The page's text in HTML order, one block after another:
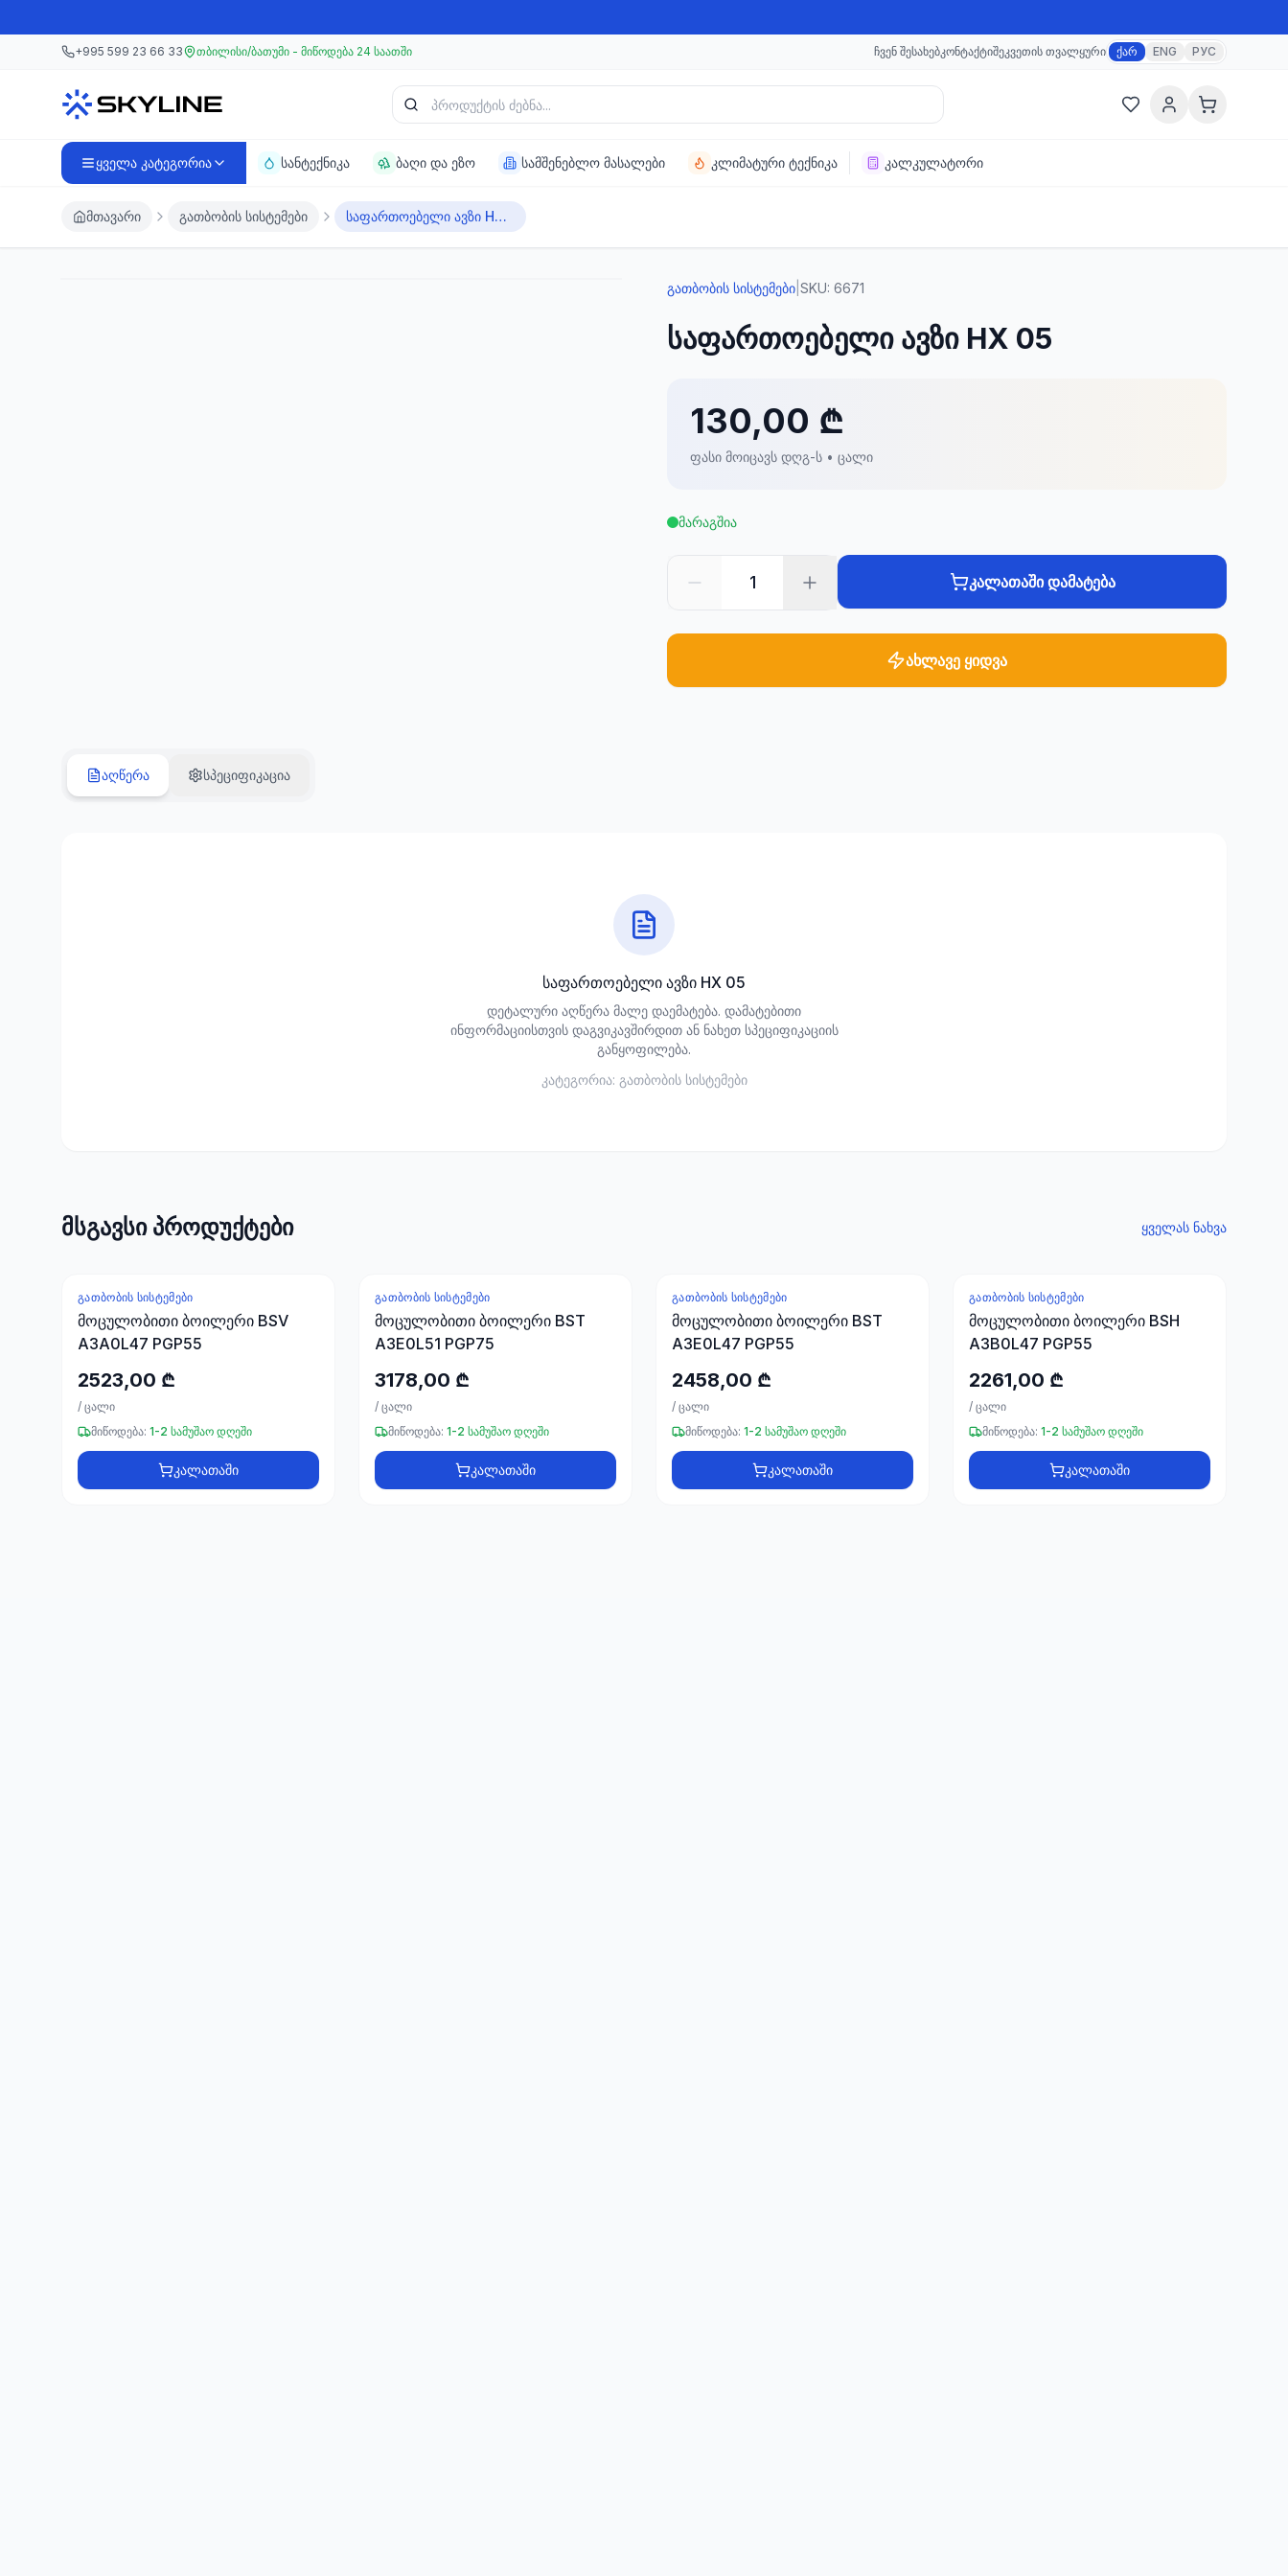
მთავარ კონტენტზე გადასვლა
+995 599 23 66 33 თბილისი/ბათუმი - მიწოდება 24 საათში ჩვენ შესახებკონტაქტიშეკვეთის თვალყური ქარ ENG РУС
პროდუქტის ძებნა
ყველა კატეგორია სანტექნიკა ბაღი და ეზო სამშენებლო მასალები კლიმატური ტექნიკა კალკულატორი
მთავარი გათბობის სისტემები საფართოებელი ავზი HX 05
გათბობის სისტემები SKU: 6671
საფართოებელი ავზი HX 05
130,00 ₾
ფასი მოიცავს დღგ-ს • ცალი
მარაგშია
1 კალათაში დამატება
ახლავე ყიდვა
აღწერა სპეციფიკაცია
საფართოებელი ავზი HX 05
დეტალური აღწერა მალე დაემატება. დამატებითი
ინფორმაციისთვის დაგვიკავშირდით ან ნახეთ სპეციფიკაციის
განყოფილება.
კატეგორია: გათბობის სისტემები
მსგავსი პროდუქტები ყველას ნახვა
ᲒᲐᲗᲑᲝᲑᲘᲡ ᲡᲘᲡᲢᲔᲛᲔᲑᲘ
მოცულობითი ბოილერი BSV
A3A0L47 PGP55
2523,00 ₾
/ ცალი
მიწოდება: 1-2 სამუშაო დღეში
კალათაში
ᲒᲐᲗᲑᲝᲑᲘᲡ ᲡᲘᲡᲢᲔᲛᲔᲑᲘ
მოცულობითი ბოილერი BST
A3E0L51 PGP75
3178,00 ₾
/ ცალი
მიწოდება: 1-2 სამუშაო დღეში
კალათაში
ᲒᲐᲗᲑᲝᲑᲘᲡ ᲡᲘᲡᲢᲔᲛᲔᲑᲘ
მოცულობითი ბოილერი BST
A3E0L47 PGP55
2458,00 ₾
/ ცალი
მიწოდება: 1-2 სამუშაო დღეში
კალათაში
ᲒᲐᲗᲑᲝᲑᲘᲡ ᲡᲘᲡᲢᲔᲛᲔᲑᲘ
მოცულობითი ბოილერი BSH
A3B0L47 PGP55
2261,00 ₾
/ ცალი
მიწოდება: 1-2 სამუშაო დღეში
კალათაში